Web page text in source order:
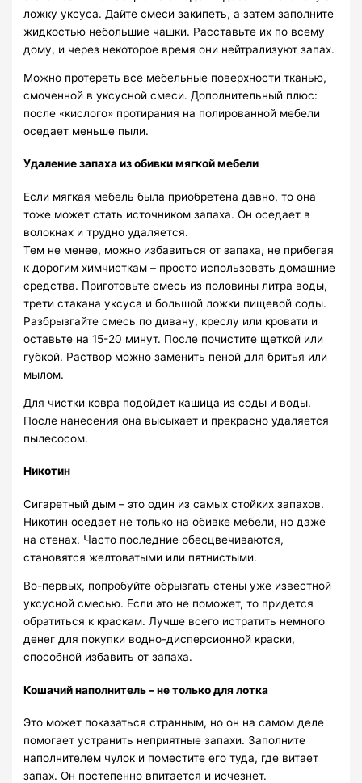
ложку уксуса. Дайте смеси закипеть, а затем заполните
жидкостью небольшие чашки. Расставьте их по всему
дому, и через некоторое время они нейтрализуют запах.
Можно протереть все мебельные поверхности тканью,
смоченной в уксусной смеси. Дополнительный плюс:
после «кислого» протирания на полированной мебели
оседает меньше пыли.
Удаление запаха из обивки мягкой мебели
Если мягкая мебель была приобретена давно, то она
тоже может стать источником запаха. Он оседает в
волокнах и трудно удаляется.
Тем не менее, можно избавиться от запаха, не прибегая
к дорогим химчисткам – просто использовать домашние
средства. Приготовьте смесь из половины литра воды,
трети стакана уксуса и большой ложки пищевой соды.
Разбрызгайте смесь по дивану, креслу или кровати и
оставьте на 15-20 минут. После почистите щеткой или
губкой. Раствор можно заменить пеной для бритья или
мылом.
Для чистки ковра подойдет кашица из соды и воды.
После нанесения она высыхает и прекрасно удаляется
пылесосом.
Никотин
Сигаретный дым – это один из самых стойких запахов.
Никотин оседает не только на обивке мебели, но даже
на стенах. Часто последние обесцвечиваются,
становятся желтоватыми или пятнистыми.
Во-первых, попробуйте обрызгать стены уже известной
уксусной смесью. Если это не поможет, то придется
обратиться к краскам. Лучше всего истратить немного
денег для покупки водно-дисперсионной краски,
способной избавить от запаха.
Кошачий наполнитель – не только для лотка
Это может показаться странным, но он на самом деле
помогает устранить неприятные запахи. Заполните
наполнителем чулок и поместите его туда, где витает
запах. Он постепенно впитается и исчезнет.